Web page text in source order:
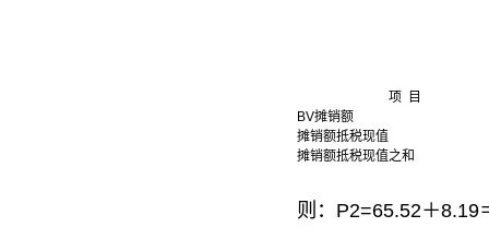
项 目
BV摊销额
摊销额抵税现值
摊销额抵税现值之和
则：P2=65.52＋8.19